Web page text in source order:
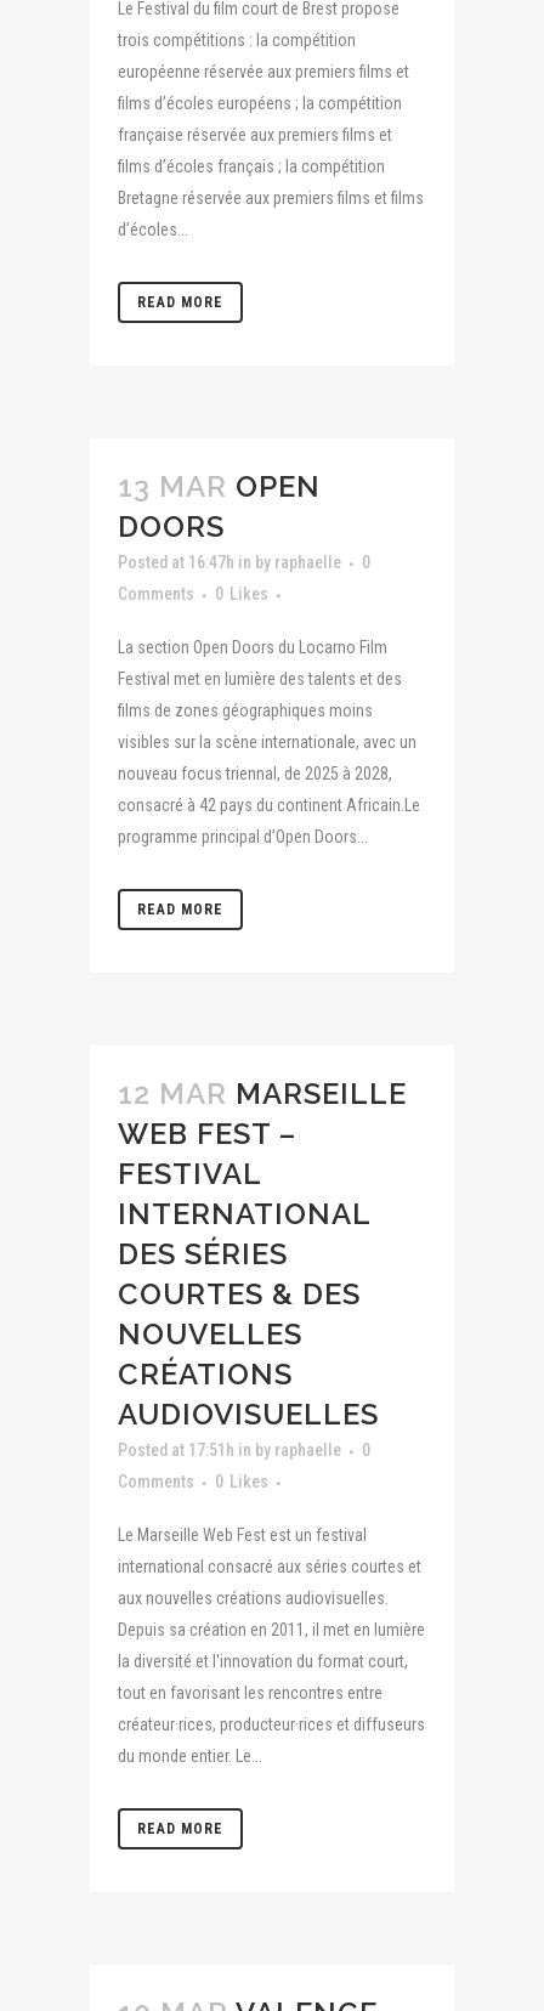
Le Festival du film court de Brest propose
trois compétitions : la compétition
européenne réservée aux premiers films et
films d’écoles européens ; la compétition
française réservée aux premiers films et
films d’écoles français ; la compétition
Bretagne réservée aux premiers films et films
d’écoles...
READ MORE
13 MAR OPEN
DOORS
Posted at 16:47h in by raphaelle
0
Comments
0 Likes
La section Open Doors du Locarno Film
Festival met en lumière des talents et des
films de zones géographiques moins
visibles sur la scène internationale, avec un
nouveau focus triennal, de 2025 à 2028,
consacré à 42 pays du continent Africain.Le
programme principal d’Open Doors...
READ MORE
12 MAR MARSEILLE
WEB FEST –
FESTIVAL
INTERNATIONAL
DES SÉRIES
COURTES & DES
NOUVELLES
CRÉATIONS
AUDIOVISUELLES
Posted at 17:51h in by raphaelle
0
Comments
0 Likes
Le Marseille Web Fest est un festival
international consacré aux séries courtes et
aux nouvelles créations audiovisuelles.
Depuis sa création en 2011, il met en lumière
la diversité et l'innovation du format court,
tout en favorisant les rencontres entre
créateur·rices, producteur·rices et diffuseurs
du monde entier. Le...
READ MORE